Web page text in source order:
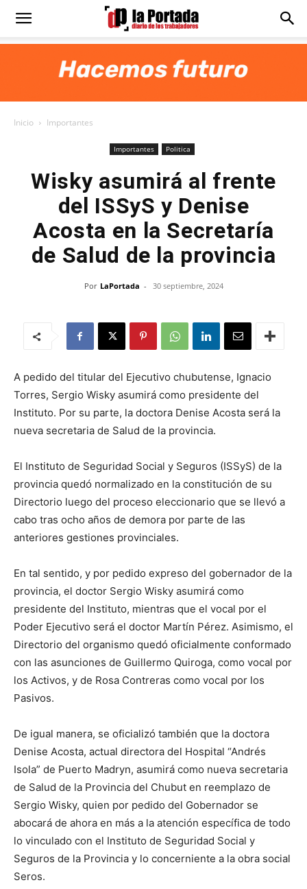
Diario
Inicio Importantes
Importantes Politica
Wisky asumirá al frente
del ISSyS y Denise
Acosta en la Secretaría
de Salud de la provincia
Por LaPortada - 30 septiembre, 2024
A pedido del titular del Ejecutivo chubutense, Ignacio
Torres, Sergio Wisky asumirá como presidente del
Instituto. Por su parte, la doctora Denise Acosta será la
nueva secretaria de Salud de la provincia.
El Instituto de Seguridad Social y Seguros (ISSyS) de la
provincia quedó normalizado en la constitución de su
Directorio luego del proceso eleccionario que se llevó a
cabo tras ocho años de demora por parte de las
anteriores gestiones provinciales.
En tal sentido, y por pedido expreso del gobernador de la
provincia, el doctor Sergio Wisky asumirá como
presidente del Instituto, mientras que el vocal por el
Poder Ejecutivo será el doctor Martín Pérez. Asimismo, el
Directorio del organismo quedó oficialmente conformado
con las asunciones de Guillermo Quiroga, como vocal por
los Activos, y de Rosa Contreras como vocal por los
Pasivos.
De igual manera, se oficializó también que la doctora
Denise Acosta, actual directora del Hospital “Andrés
Isola” de Puerto Madryn, asumirá como nueva secretaria
de Salud de la Provincia del Chubut en reemplazo de
Sergio Wisky, quien por pedido del Gobernador se
abocará de ahora en más a la atención específica de todo
lo vinculado con el Instituto de Seguridad Social y
Seguros de la Provincia y lo concerniente a la obra social
Seros.